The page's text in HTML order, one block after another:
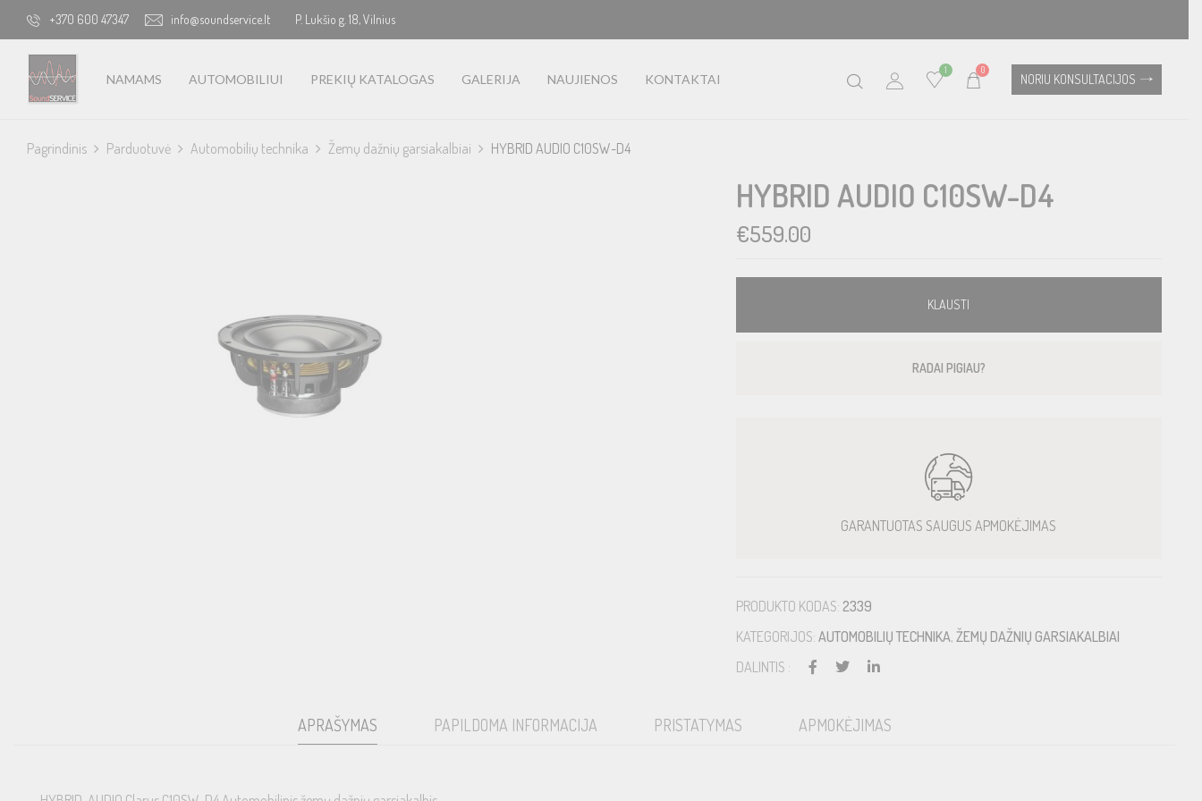
+370 600 47347 info@soundservice.lt P. Lukšio g. 18, Vilnius
NAMAMS AUTOMOBILIUI PREKIŲ KATALOGAS GALERIJA NAUJIENOS KONTAKTAI
1 0
NORIU KONSULTACIJOS
Pagrindinis Parduotuvė Automobilių technika Žemų dažnių garsiakalbiai HYBRID AUDIO C10SW-D4
HYBRID AUDIO C10SW-D4
€559.00
KLAUSTI
RADAI PIGIAU?
GARANTUOTAS SAUGUS APMOKĖJIMAS
PRODUKTO KODAS: 2339
KATEGORIJOS: AUTOMOBILIŲ TECHNIKA, ŽEMŲ DAŽNIŲ GARSIAKALBIAI
DALINTIS :
APRAŠYMAS PAPILDOMA INFORMACIJA PRISTATYMAS APMOKĖJIMAS